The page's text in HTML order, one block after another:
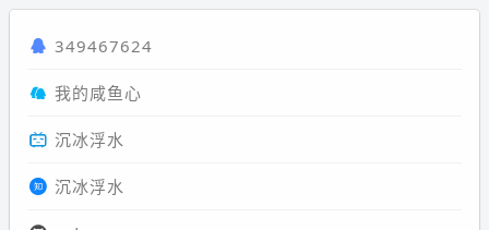
349467624
我的咸鱼心
沉冰浮水
沉冰浮水